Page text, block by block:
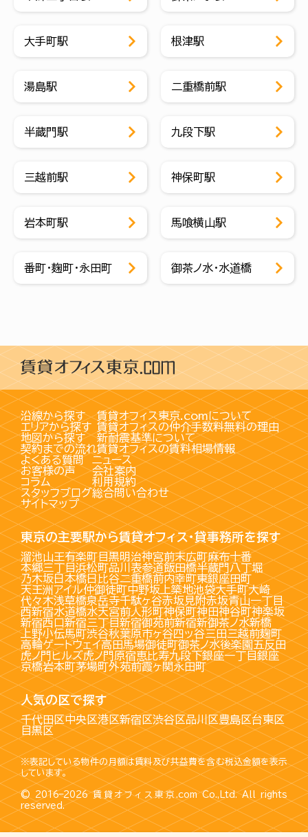
大手町駅 根津駅
湯島駅 二重橋前駅
半蔵門駅 九段下駅
三越前駅 神保町駅
岩本町駅 馬喰横山駅
番町・麹町・永田町 御茶ノ水・水道橋
沿線から探す
エリアから探す
地図から探す
契約までの流れ
賃貸オフィス東京.comについて
賃貸オフィスの仲介手数料無料の理由
新耐震基準について
賃貸オフィスの賃料相場情報
よくある質問
お客様の声
コラム
スタッフブログ
サイトマップ
ニュース
会社案内
利用規約
総合問い合わせ
東京の主要駅から賃貸オフィス・貸事務所を探す
溜池山王有楽町目黒明治神宮前末広町麻布十番
本郷三丁目浜松町品川 表参道飯田橋半蔵門八丁堀
乃木坂日本橋日比谷二重橋前内幸町東銀座田町
天王洲アイル仲御徒町中野坂上築地池袋大手町大崎
代々木浅草橋泉岳寺千駄ヶ谷赤坂見附赤坂青山一丁目
西新宿水道橋水天宮前人形町神保町神田神谷町神楽坂
新宿西口新宿三丁目新宿御苑前新宿新御茶ノ水新橋
上野小伝馬町渋谷秋葉原市ヶ谷四ッ谷三田三越前麹町
高輪ゲートウェイ高田馬場御徒町御茶ノ水後楽園五反田
虎ノ門ヒルズ虎ノ門原宿恵比寿九段下銀座一丁目銀座
京橋岩本町茅場町外苑前霞ヶ関永田町
人気の区で探す
千代田区中央区港区新宿区渋谷区品川区豊島区台東区
目黒区
※表記している物件の月額は賃料及び共益費を含む税込金額を表示
しています。
© 2016–2026賃貸オフィス東京.comCo.,Ltd. All rights
reserved.